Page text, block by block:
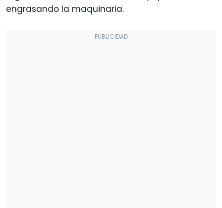
engrasando la maquinaria.